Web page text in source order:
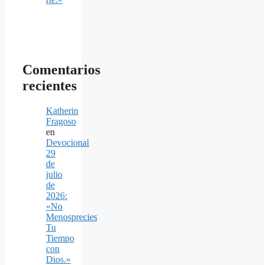
Comentarios
recientes
Katherin
Fragoso
en
Devocional
29
de
julio
de
2026:
«No
Menosprecies
Tu
Tiempo
con
Dios.»